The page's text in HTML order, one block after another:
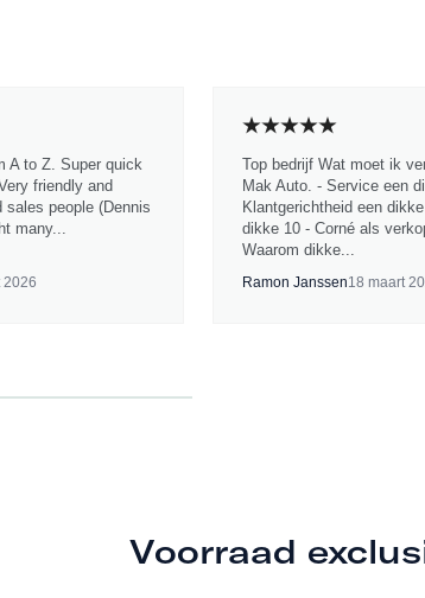
A to Z. Super quick
friendly and
sales people (Dennis
many...
2026
Top bedrijf Wat moet ik
Mak Auto. - Service een
Klantgerichtheid een
dikke 10 - Corné als
Waarom dikke...
Ramon Janssen18 maart
Voorraad